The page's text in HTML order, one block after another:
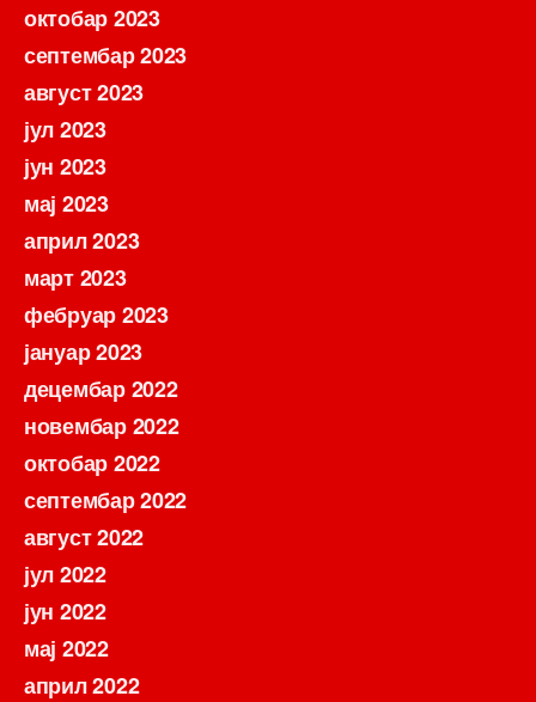
октобар 2023
септембар 2023
август 2023
јул 2023
јун 2023
мај 2023
април 2023
март 2023
фебруар 2023
јануар 2023
децембар 2022
новембар 2022
октобар 2022
септембар 2022
август 2022
јул 2022
јун 2022
мај 2022
април 2022